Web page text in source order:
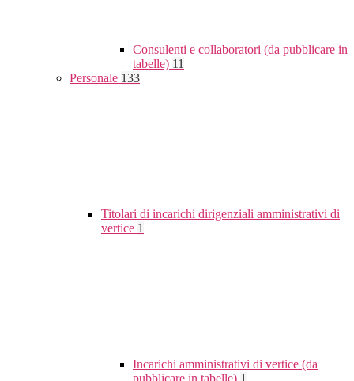
Consulenti e collaboratori (da pubblicare in
tabelle) 11
Personale 133
Titolari di incarichi dirigenziali amministrativi di
vertice 1
Incarichi amministrativi di vertice (da